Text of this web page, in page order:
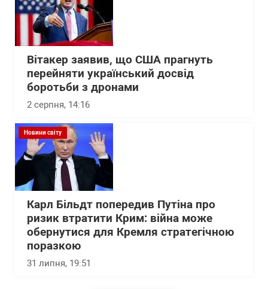
Вітакер заявив, що США прагнуть
перейняти український досвід
боротьби з дронами
2 серпня, 14:16
Новини світу
Карл Більдт попередив Путіна про
ризик втратити Крим: війна може
обернутися для Кремля стратегічною
поразкою
31 липня, 19:51